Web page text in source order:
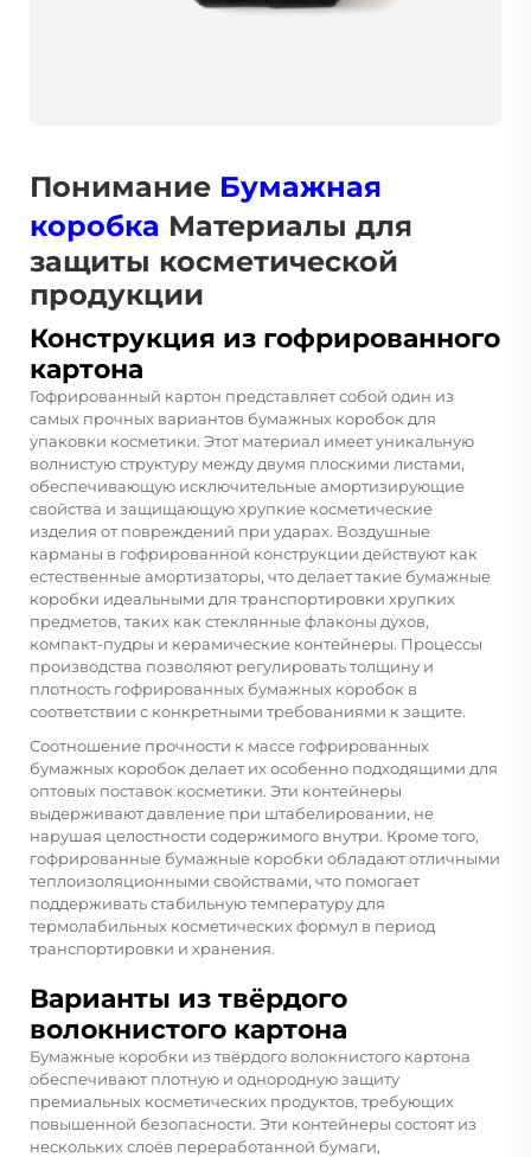
Понимание Бумажная
коробка Материалы для
защиты косметической
продукции
Конструкция из гофрированного
картона
Гофрированный картон представляет собой один из
самых прочных вариантов бумажных коробок для
упаковки косметики. Этот материал имеет уникальную
волнистую структуру между двумя плоскими листами,
обеспечивающую исключительные амортизирующие
свойства и защищающую хрупкие косметические
изделия от повреждений при ударах. Воздушные
карманы в гофрированной конструкции действуют как
естественные амортизаторы, что делает такие бумажные
коробки идеальными для транспортировки хрупких
предметов, таких как стеклянные флаконы духов,
компакт-пудры и керамические контейнеры. Процессы
производства позволяют регулировать толщину и
плотность гофрированных бумажных коробок в
соответствии с конкретными требованиями к защите.
Соотношение прочности к массе гофрированных
бумажных коробок делает их особенно подходящими для
оптовых поставок косметики. Эти контейнеры
выдерживают давление при штабелировании, не
нарушая целостности содержимого внутри. Кроме того,
гофрированные бумажные коробки обладают отличными
теплоизоляционными свойствами, что помогает
поддерживать стабильную температуру для
термолабильных косметических формул в период
транспортировки и хранения.
Варианты из твёрдого
волокнистого картона
Бумажные коробки из твёрдого волокнистого картона
обеспечивают плотную и однородную защиту
премиальных косметических продуктов, требующих
повышенной безопасности. Эти контейнеры состоят из
нескольких слоёв переработанной бумаги,